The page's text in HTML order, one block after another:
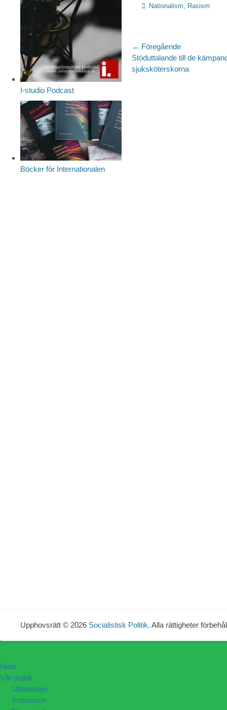
Kategorier
Nationalism Rasism
← Föregående
Föregående
inlägg:
Stöduttalande till de
sjuksköterskorna
I-studio Podcast
Böcker för Internationalen
Upphovsrätt © 2026 Socialistisk Politik. Alla rättigheter
Hem
Vår politik
Uttalanden
Antirasism